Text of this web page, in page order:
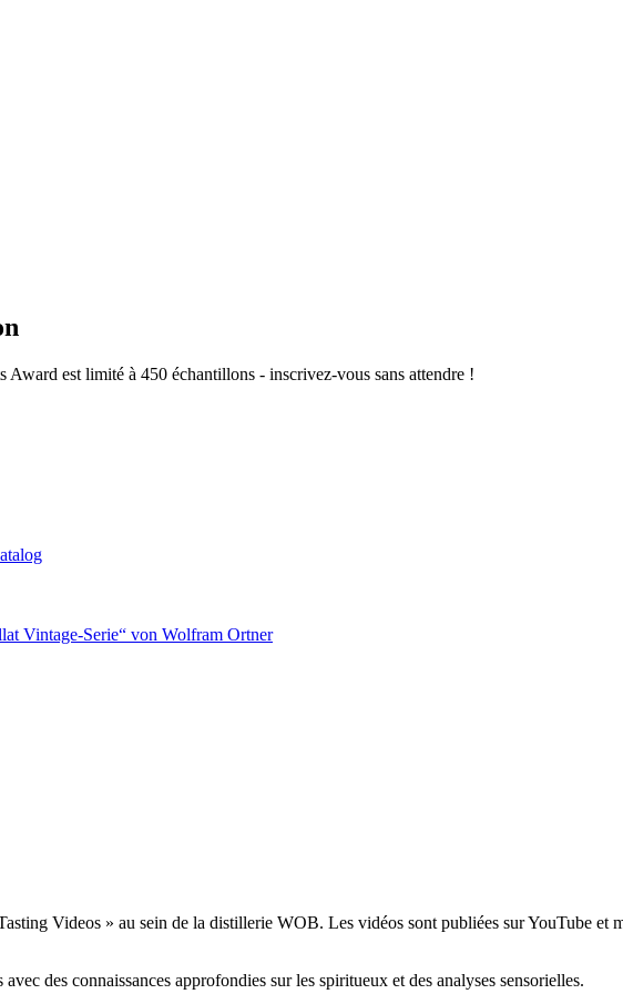
est limité à 450 échantillons - inscrivez-vous sans attendre !
Vintage-Serie“ von Wolfram Ortner
Videos » au sein de la distillerie WOB. Les vidéos sont publiées sur YouTube et
des connaissances approfondies sur les spiritueux et des analyses sensorielles.